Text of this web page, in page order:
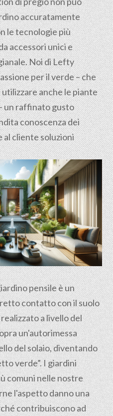
accuratamente
le tecnologie più
accessori unici e
Noi di Lefty
per il verde – che
anche le piante
un raffinato gusto
conoscenza dei
al cliente soluzioni
pensileè un
contatto con il suolo
a livello del
un'autorimessa
del solaio, diventando
verde”. I giardini
comuni nelle nostre
l'aspetto danno una
contribuiscono ad